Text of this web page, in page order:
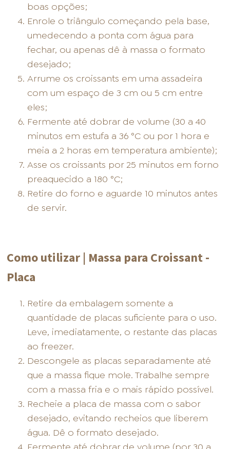
boas opções;
Enrole o triângulo começando pela base,
umedecendo a ponta com água para
fechar, ou apenas dê à massa o formato
desejado;
Arrume os croissants em uma assadeira
com um espaço de 3 cm ou 5 cm entre
eles;
Fermente até dobrar de volume (30 a 40
minutos em estufa a 36 °C ou por 1 hora e
meia a 2 horas em temperatura ambiente);
Asse os croissants por 25 minutos em forno
preaquecido a 180 °C;
Retire do forno e aguarde 10 minutos antes
de servir.
Como utilizar | Massa para Croissant -
Placa
Retire da embalagem somente a
quantidade de placas suficiente para o uso.
Leve, imediatamente, o restante das placas
ao freezer.
Descongele as placas separadamente até
que a massa fique mole. Trabalhe sempre
com a massa fria e o mais rápido possível.
Recheie a placa de massa com o sabor
desejado, evitando recheios que liberem
água. Dê o formato desejado.